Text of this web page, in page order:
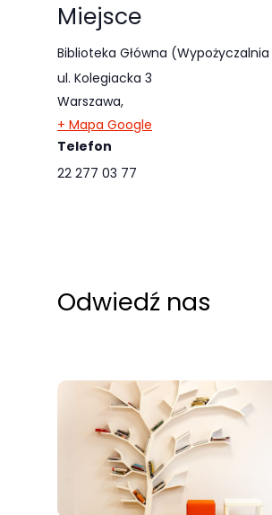
Miejsce
Biblioteka Główna (Wypożyczalnia
ul. Kolegiacka 3
Warszawa,
+ Mapa Google
Telefon
22 277 03 77
Odwiedź nas